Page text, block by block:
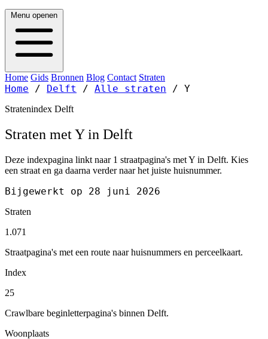
Menu openen
Home Gids Bronnen Blog Contact Straten
Home / Delft / Alle straten / Y
Stratenindex Delft
Straten met Y in Delft
Deze indexpagina linkt naar 1 straatpagina's met Y in Delft. Kies
een straat en ga daarna verder naar het juiste huisnummer.
Bijgewerkt op 28 juni 2026
Straten
1.071
Straatpagina's met een route naar huisnummers en perceelkaart.
Index
25
Crawlbare beginletterpagina's binnen Delft.
Woonplaats